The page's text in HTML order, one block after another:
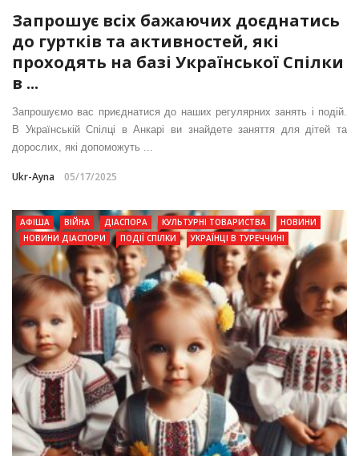
Запрошує всіх бажаючих доєднатись
до гуртків та активностей, які
проходять на базі Української Спілки
в ...
Запрошуємо вас приєднатися до наших регулярних занять і подій.
В Українській Спілці в Анкарі ви знайдете заняття для дітей та
дорослих, які допоможуть ...
Ukr-Ayna 05/17/2025
АФІША ВІЙНА ДІАСПОРА КУЛЬТУРНІ ТОВАРИСТВА
НОВИНИ
НОВИНИ ДІАСПОРИ
ПОДІЇ СПІЛКИ УКРАЇНЦІ В ТУРЕЧЧИНІ